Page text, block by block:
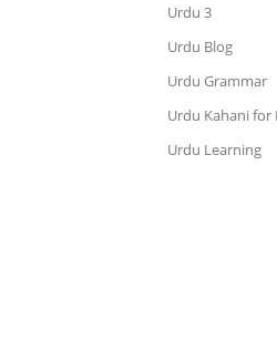
Urdu 3
Urdu Blog
Urdu Grammar
Urdu Kahani for
Urdu Learning